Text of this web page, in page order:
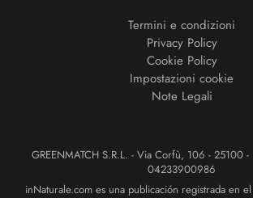
Termini e condizioni
Privacy Policy
Cookie Policy
Impostazioni cookie
Note Legali
GREENMATCH S.R.L. - Via Corfù, 106 - 25100 -
04233900986
inNaturale.com es una publicación registrada en